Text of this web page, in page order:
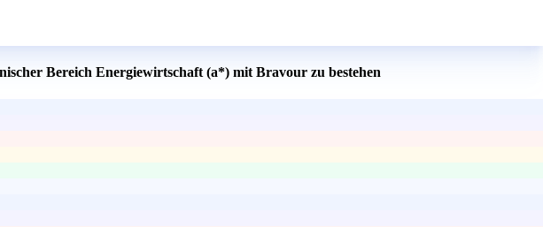
Bereich Energiewirtschaft (a*) mit Bravour zu bestehen